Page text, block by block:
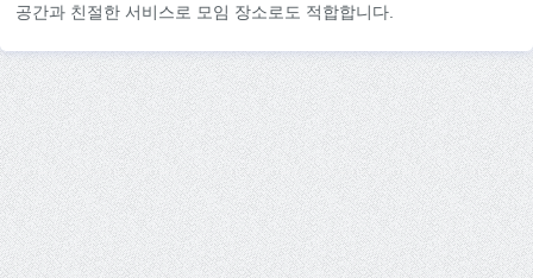
공간과 친절한 서비스로 모임 장소로도 적합합니다.